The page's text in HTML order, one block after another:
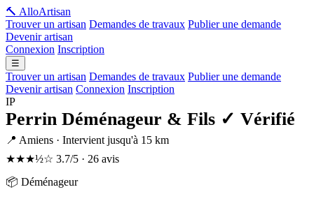
🔨 AlloArtisan
Trouver un artisan Demandes de travaux Publier une demande
Devenir artisan
Connexion Inscription
☰
Trouver un artisan Demandes de travaux Publier une demande
Devenir artisan Connexion Inscription
IP
Perrin Déménageur & Fils ✓ Vérifié
📍 Amiens · Intervient jusqu'à 15 km
★★★½☆ 3.7/5 · 26 avis
📦 Déménageur